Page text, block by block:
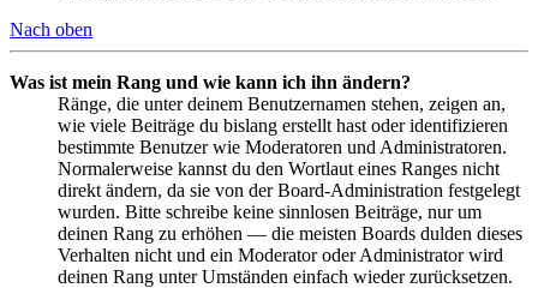
Nach oben
Was ist mein Rang und wie kann ich ihn ändern?
Ränge, die unter deinem Benutzernamen stehen, zeigen an,
wie viele Beiträge du bislang erstellt hast oder identifizieren
bestimmte Benutzer wie Moderatoren und Administratoren.
Normalerweise kannst du den Wortlaut eines Ranges nicht
direkt ändern, da sie von der Board-Administration festgelegt
wurden. Bitte schreibe keine sinnlosen Beiträge, nur um
deinen Rang zu erhöhen — die meisten Boards dulden dieses
Verhalten nicht und ein Moderator oder Administrator wird
deinen Rang unter Umständen einfach wieder zurücksetzen.